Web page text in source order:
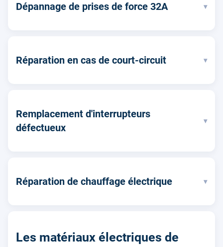
Dépannage de prises de force 32A ▾
Réparation en cas de court-circuit ▾
Remplacement d'interrupteurs
défectueux
▾
Réparation de chauffage électrique ▾
Les matériaux électriques de